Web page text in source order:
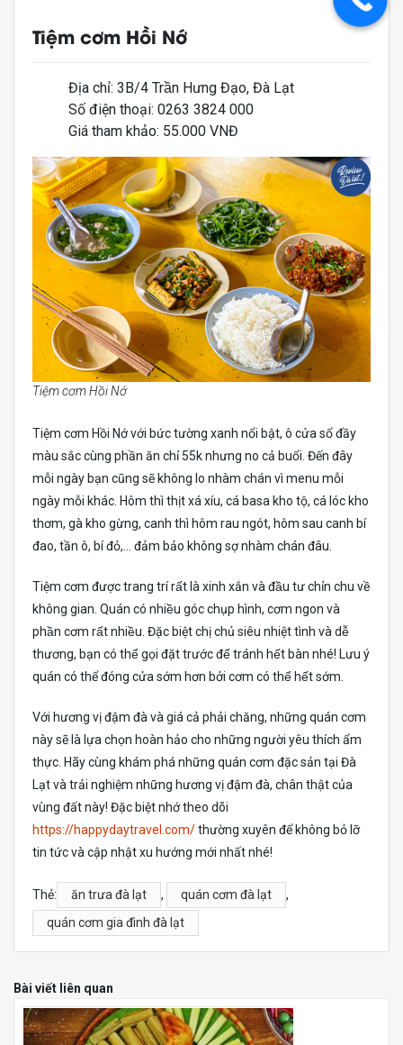
Tiệm cơm Hồi Nớ
Địa chỉ: 3B/4 Trần Hưng Đạo, Đà Lạt
Số điện thoại: 0263 3824 000
Giá tham khảo: 55.000 VNĐ
Tiệm cơm Hồi Nớ
Tiệm cơm Hồi Nớ với bức tường xanh nổi bật, ô cửa sổ đầy
màu sắc cùng phần ăn chỉ 55k nhưng no cả buổi. Đến đây
mỗi ngày bạn cũng sẽ không lo nhàm chán vì menu mỗi
ngày mỗi khác. Hôm thì thịt xá xíu, cá basa kho tộ, cá lóc kho
thơm, gà kho gừng, canh thì hôm rau ngót, hôm sau canh bí
đao, tần ô, bí đỏ,… đảm bảo không sợ nhàm chán đâu.
Tiệm cơm được trang trí rất là xinh xắn và đầu tư chỉn chu về
không gian. Quán có nhiều góc chụp hình, cơm ngon và
phần cơm rất nhiều. Đặc biệt chị chủ siêu nhiệt tình và dễ
thương, bạn có thể gọi đặt trước để tránh hết bàn nhé! Lưu ý
quán có thể đóng cửa sớm hơn bởi cơm có thể hết sớm.
Với hương vị đậm đà và giá cả phải chăng, những quán cơm
này sẽ là lựa chọn hoàn hảo cho những người yêu thích ẩm
thực. Hãy cùng khám phá những quán cơm đặc sản tại Đà
Lạt và trải nghiệm những hương vị đậm đà, chân thật của
vùng đất này! Đặc biệt nhớ theo dõi
https://happydaytravel.com/thường xuyên để không bỏ lỡ
tin tức và cập nhật xu hướng mới nhất nhé!
Thẻ: ăn trưa đà lạt , quán cơm đà lạt
,
quán cơm gia đình đà lạt
Bài viết liên quan